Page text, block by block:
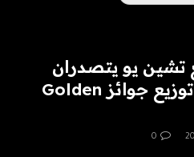
تشين يو يتصدران
المجموعة في حفل توزيع جوائز Golden
0